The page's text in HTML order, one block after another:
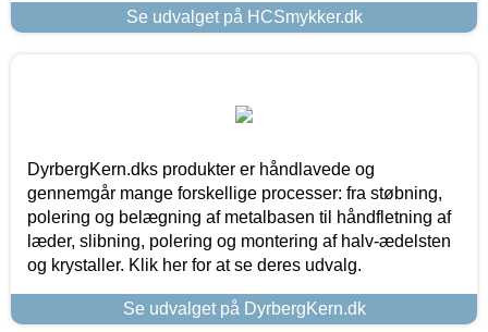
Se udvalget på HCSmykker.dk
DyrbergKern.dks produkter er håndlavede og
gennemgår mange forskellige processer: fra støbning,
polering og belægning af metalbasen til håndfletning af
læder, slibning, polering og montering af halv-ædelsten
og krystaller. Klik her for at se deres udvalg.
Se udvalget på DyrbergKern.dk